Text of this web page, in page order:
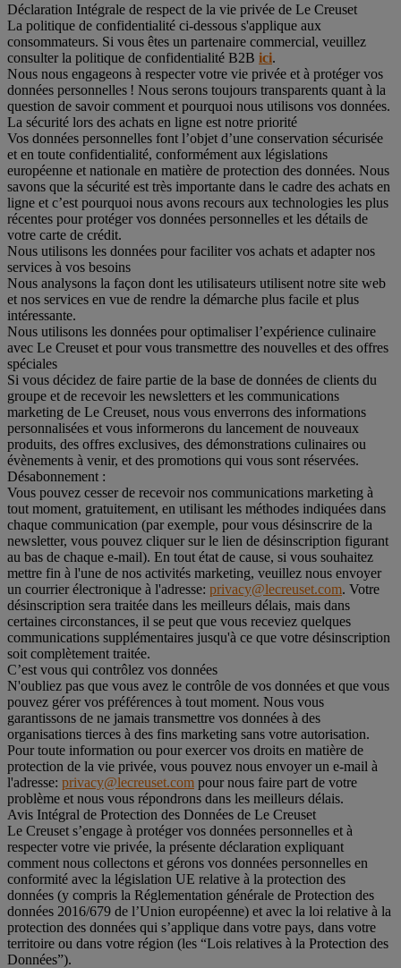
Déclaration Intégrale de respect de la vie privée de Le Creuset
La politique de confidentialité ci-dessous s'applique aux
consommateurs. Si vous êtes un partenaire commercial, veuillez
consulter la politique de confidentialité B2B ici.
Nous nous engageons à respecter votre vie privée et à protéger vos
données personnelles ! Nous serons toujours transparents quant à la
question de savoir comment et pourquoi nous utilisons vos données.
La sécurité lors des achats en ligne est notre priorité
Vos données personnelles font l’objet d’une conservation sécurisée
et en toute confidentialité, conformément aux législations
européenne et nationale en matière de protection des données. Nous
savons que la sécurité est très importante dans le cadre des achats en
ligne et c’est pourquoi nous avons recours aux technologies les plus
récentes pour protéger vos données personnelles et les détails de
votre carte de crédit.
Nous utilisons les données pour faciliter vos achats et adapter nos
services à vos besoins
Nous analysons la façon dont les utilisateurs utilisent notre site web
et nos services en vue de rendre la démarche plus facile et plus
intéressante.
Nous utilisons les données pour optimaliser l’expérience culinaire
avec Le Creuset et pour vous transmettre des nouvelles et des offres
spéciales
Si vous décidez de faire partie de la base de données de clients du
groupe et de recevoir les newsletters et les communications
marketing de Le Creuset, nous vous enverrons des informations
personnalisées et vous informerons du lancement de nouveaux
produits, des offres exclusives, des démonstrations culinaires ou
évènements à venir, et des promotions qui vous sont réservées.
Désabonnement :
Vous pouvez cesser de recevoir nos communications marketing à
tout moment, gratuitement, en utilisant les méthodes indiquées dans
chaque communication (par exemple, pour vous désinscrire de la
newsletter, vous pouvez cliquer sur le lien de désinscription figurant
au bas de chaque e-mail). En tout état de cause, si vous souhaitez
mettre fin à l'une de nos activités marketing, veuillez nous envoyer
un courrier électronique à l'adresse: privacy@lecreuset.com. Votre
désinscription sera traitée dans les meilleurs délais, mais dans
certaines circonstances, il se peut que vous receviez quelques
communications supplémentaires jusqu'à ce que votre désinscription
soit complètement traitée.
C’est vous qui contrôlez vos données
N'oubliez pas que vous avez le contrôle de vos données et que vous
pouvez gérer vos préférences à tout moment. Nous vous
garantissons de ne jamais transmettre vos données à des
organisations tierces à des fins marketing sans votre autorisation.
Pour toute information ou pour exercer vos droits en matière de
protection de la vie privée, vous pouvez nous envoyer un e-mail à
l'adresse: privacy@lecreuset.com pour nous faire part de votre
problème et nous vous répondrons dans les meilleurs délais.
Avis Intégral de Protection des Données de Le Creuset
Le Creuset s’engage à protéger vos données personnelles et à
respecter votre vie privée, la présente déclaration expliquant
comment nous collectons et gérons vos données personnelles en
conformité avec la législation UE relative à la protection des
données (y compris la Réglementation générale de Protection des
données 2016/679 de l’Union européenne) et avec la loi relative à la
protection des données qui s’applique dans votre pays, dans votre
territoire ou dans votre région (les “Lois relatives à la Protection des
Données”).